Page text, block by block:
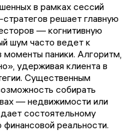
в рамках сессий
решает главную
— когнитивную
шум часто ведет к
паники. Алгоритм,
удерживая клиента в
Существенным
собирать
— недвижимости или
состоятельному
реальности.